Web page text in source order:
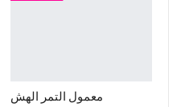
معمول التمر الهش